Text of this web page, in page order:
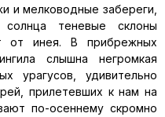
и мелководные забереги,
теневые склоны
от инея. В прибрежных
слышна негромкая
урагусов, удивительно
прилетевших к нам на
по-осеннему скромно